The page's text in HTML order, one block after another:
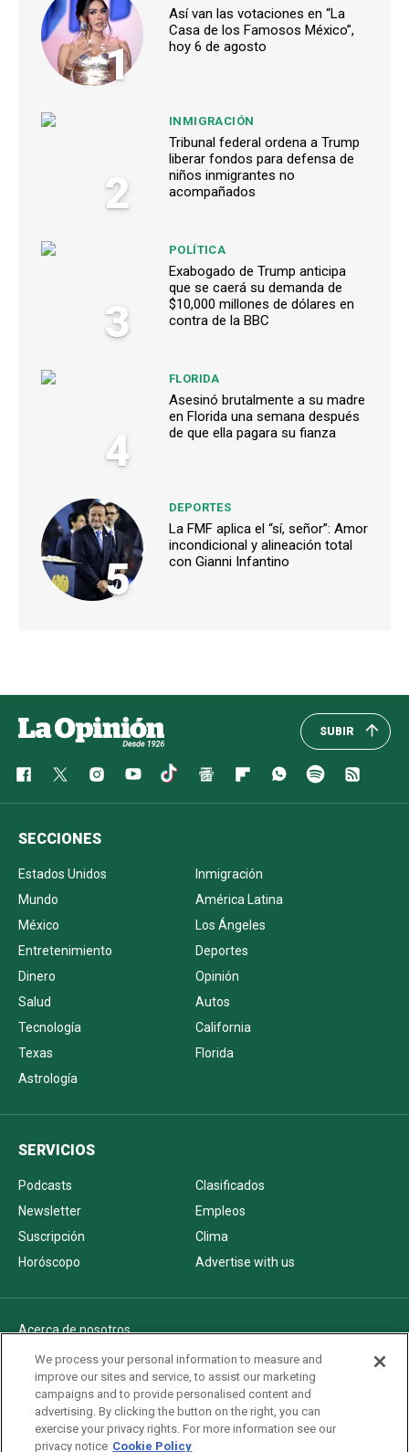
1
Así van las votaciones en “La
Casa de los Famosos México”,
hoy 6 de agosto
2
INMIGRACIÓN
Tribunal federal ordena a Trump
liberar fondos para defensa de
niños inmigrantes no
acompañados
3
POLÍTICA
Exabogado de Trump anticipa
que se caerá su demanda de
$10,000 millones de dólares en
contra de la BBC
4
FLORIDA
Asesinó brutalmente a su madre
en Florida una semana después
de que ella pagara su fianza
5
DEPORTES
La FMF aplica el “sí, señor”: Amor
incondicional y alineación total
con Gianni Infantino
SUBIR
SECCIONES
Estados Unidos
Inmigración
Mundo
América Latina
México
Los Ángeles
Entretenimiento
Deportes
Dinero
Opinión
Salud
Autos
Tecnología
California
Texas
Florida
Astrología
SERVICIOS
Podcasts
Clasificados
Newsletter
Empleos
Suscripción
Clima
Horóscopo
Advertise with us
Acerca de nosotros
Politica de privacidad
Pautas Editoriales
AdChoices
Advertise with us
We process your personal information to measure and
improve our sites and service, to assist our marketing
campaigns and to provide personalised content and
advertising. By clicking the button on the right, you can
exercise your privacy rights. For more information see our
privacy notice Cookie Policy